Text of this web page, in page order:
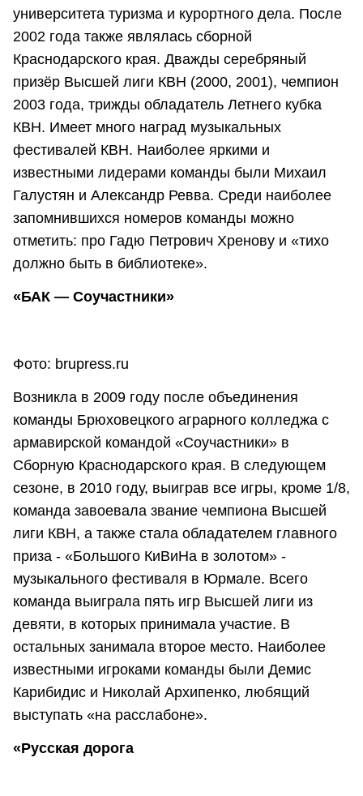
университета туризма и курортного дела. После
2002 года также являлась сборной
Краснодарского края. Дважды серебряный
призёр Высшей лиги КВН (2000, 2001), чемпион
2003 года, трижды обладатель Летнего кубка
КВН. Имеет много наград музыкальных
фестивалей КВН. Наиболее яркими и
известными лидерами команды были Михаил
Галустян и Александр Ревва. Среди наиболее
запомнившихся номеров команды можно
отметить: про Гадю Петрович Хренову и «тихо
должно быть в библиотеке».
«БАК — Соучастники»
Фото: brupress.ru
Возникла в 2009 году после объединения
команды Брюховецкого аграрного колледжа с
армавирской командой «Соучастники» в
Сборную Краснодарского края. В следующем
сезоне, в 2010 году, выиграв все игры, кроме 1/8,
команда завоевала звание чемпиона Высшей
лиги КВН, а также стала обладателем главного
приза - «Большого КиВиНа в золотом» -
музыкального фестиваля в Юрмале. Всего
команда выиграла пять игр Высшей лиги из
девяти, в которых принимала участие. В
остальных занимала второе место. Наиболее
известными игроками команды были Демис
Карибидис и Николай Архипенко, любящий
выступать «на расслабоне».
«Русская дорога